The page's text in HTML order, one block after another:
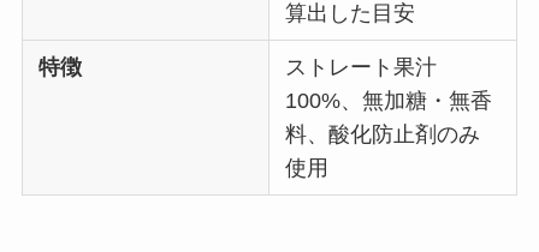
算出した目安
特徴
ストレート果汁
100%、無加糖・無香
料、酸化防止剤のみ
使用